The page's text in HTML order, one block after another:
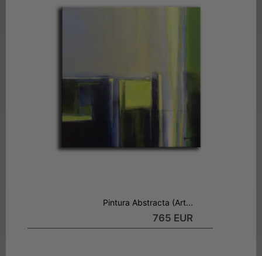
Pintura Abstracta (Art...
765 EUR